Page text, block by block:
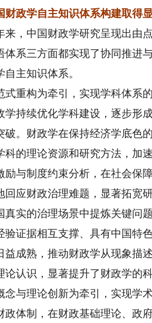
政学自主知识体系构建取得
中国财政学研究呈现出由点
体系三方面都实现了协同推进
自主知识体系。
构为牵引，实现学科体系的
学持续优化学科建设，逐步形
破。财政学在保持经济学底色
科的理论资源和研究方法，加
励与制度约束分析，在社会保
回应财政治理难题，显著拓宽
真实的治理场景中提炼关键问
验证据相互支撑、具有中国特
益成熟，推动财政学从现象描
论认识，显著提升了财政学的
理论创新为牵引，实现学术
政体制，在财政基础理论、政